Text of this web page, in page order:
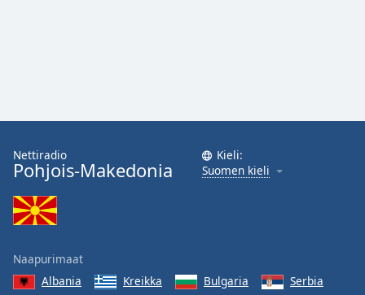
Nettiradio
Pohjois-Makedonia
Kieli:
Suomen kieli
Naapurimaat
Albania
Kreikka Bulgaria
Serbia